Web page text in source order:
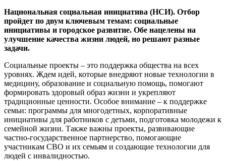
Национальная социальная инициатива (НСИ). Отбор
пройдет по двум ключевым темам: социальные
инициативы и городское развитие. Обе нацелены на
улучшение качества жизни людей, но решают разные
задачи.
Социальные проекты – это поддержка общества на всех
уровнях. Ждем идей, которые внедряют новые технологии в
медицину, образование и социальную помощь, помогают
формировать здоровый образ жизни и укрепляют
традиционные ценности. Особое внимание – к поддержке
семьи: программы для многодетных, корпоративные
инициативы для работников с детьми, подготовка молодежи к
семейной жизни. Также важны проекты, развивающие
частно-государственное партнерство, помогающие
участникам СВО и их семьям и создающие технологии для
людей с инвалидностью.